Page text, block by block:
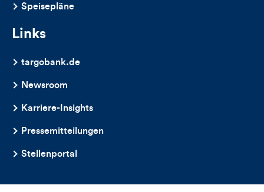
Speisepläne
Links
targobank.de
Newsroom
Karriere-Insights
Pressemitteilungen
Stellenportal